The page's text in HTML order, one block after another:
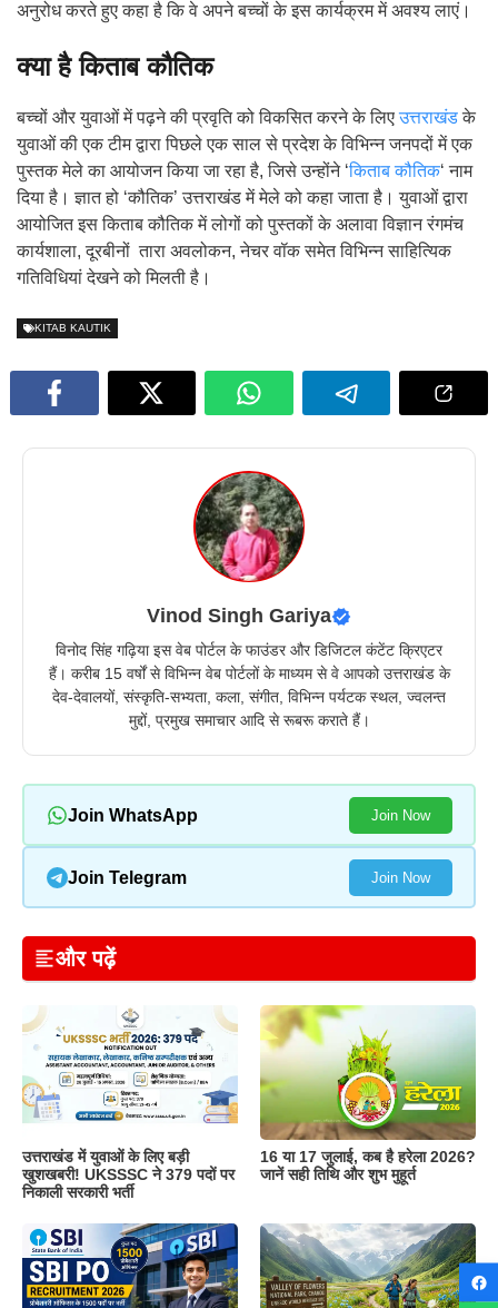
अनुरोध करते हुए कहा है कि वे अपने बच्चों के इस कार्यक्रम में अवश्य लाएं।
क्या है किताब कौतिक
बच्चों और युवाओं में पढ़ने की प्रवृति को विकसित करने के लिएउत्तराखंडके
युवाओं की एक टीम द्वारा पिछले एक साल से प्रदेश के विभिन्न जनपदों में एक
पुस्तक मेले का आयोजन किया जा रहा है, जिसे उन्होंने ‘किताब कौतिक‘ नाम
दिया है। ज्ञात हो ‘कौतिक’ उत्तराखंड में मेले को कहा जाता है। युवाओं द्वारा
आयोजित इस किताब कौतिक में लोगों को पुस्तकों के अलावा विज्ञान रंगमंच
कार्यशाला, दूरबीनों तारा अवलोकन, नेचर वॉक समेत विभिन्न साहित्यिक
गतिविधियां देखने को मिलती है।
KITAB KAUTIK
Vinod Singh Gariya
विनोद सिंह गढ़िया इस वेब पोर्टल के फाउंडर और डिजिटल कंटेंट क्रिएटर
हैं। करीब 15 वर्षों से विभिन्न वेब पोर्टलों के माध्यम से वे आपको उत्तराखंड के
देव-देवालयों, संस्कृति-सभ्यता, कला, संगीत, विभिन्न पर्यटक स्थल, ज्वलन्त
मुद्दों, प्रमुख समाचार आदि से रूबरू कराते हैं।
Join WhatsApp Join Now
Join Telegram Join Now
और पढ़ें
उत्तराखंड में युवाओं के लिए बड़ी
खुशखबरी! UKSSSC ने 379 पदों पर
निकाली सरकारी भर्ती
16 या 17 जुलाई, कब है हरेला 2026?
जानें सही तिथि और शुभ मुहूर्त